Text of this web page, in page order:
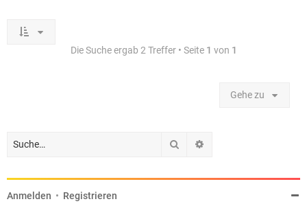
Die Suche ergab 2 Treffer • Seite 1 von 1
Gehe zu
Suche
Anmelden • Registrieren